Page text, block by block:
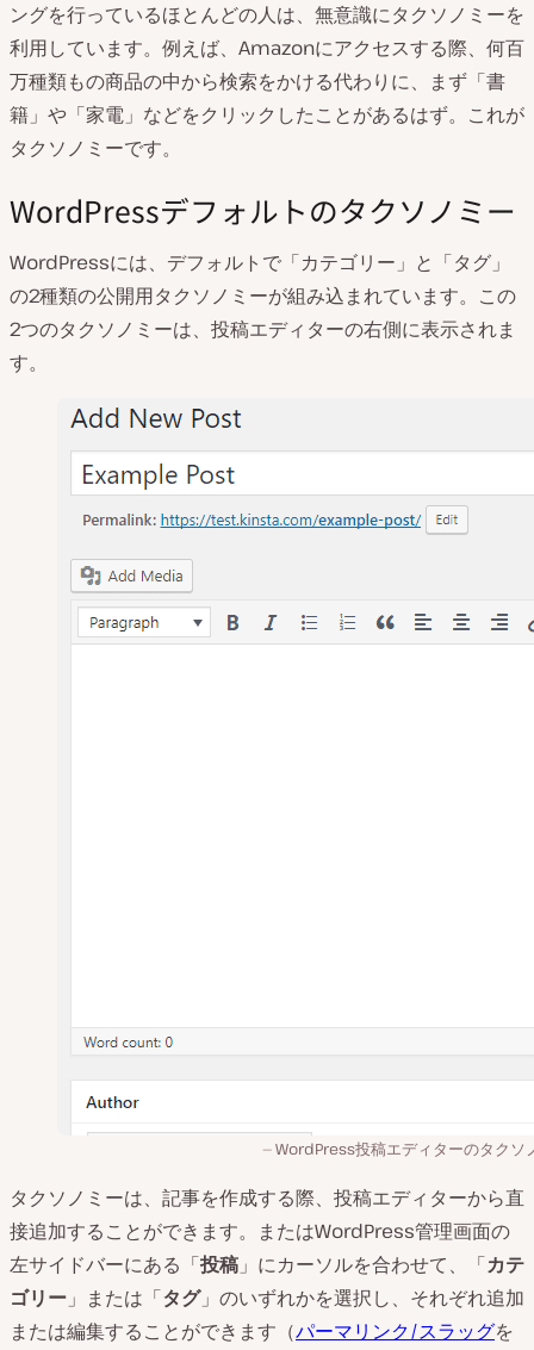
ングを行っているほとんどの人は、無意識にタクソノミーを
利用しています。例えば、Amazonにアクセスする際、何百
万種類もの商品の中から検索をかける代わりに、まず「書
籍」や「家電」などをクリックしたことがあるはず。これが
タクソノミーです。
WordPressデフォルトのタクソノミー
WordPressには、デフォルトで「カテゴリー」と「タグ」
の2種類の公開用タクソノミーが組み込まれています。この
2つのタクソノミーは、投稿エディターの右側に表示されま
す。
WordPress投稿エディターのタクソ
タクソノミーは、記事を作成する際、投稿エディターから直
接追加することができます。またはWordPress管理画面の
左サイドバーにある「投稿 」にカーソルを合わせて、「カテ
ゴリー 」または「タグ」のいずれかを選択し、それぞれ追加
または編集することができます（パーマリンク/スラッグを